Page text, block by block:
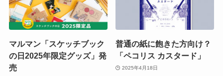
マルマン「スケッチブック
の日2025年限定グッズ」発
売
普通の紙に飽きた方向け？
「ペコリス カスタード」
2025年4月18日